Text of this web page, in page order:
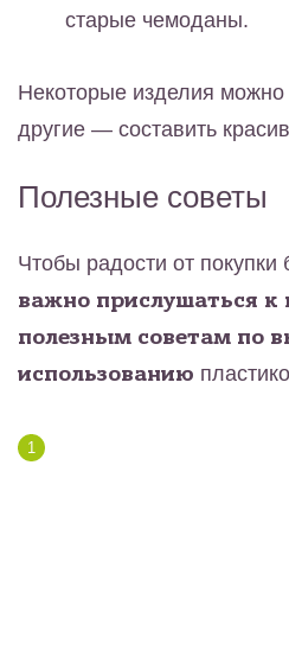
старые чемоданы.
Некоторые изделия можно
другие — составить
Полезные советы
Чтобы радости от
важно прислушаться
полезным советам по
использованию